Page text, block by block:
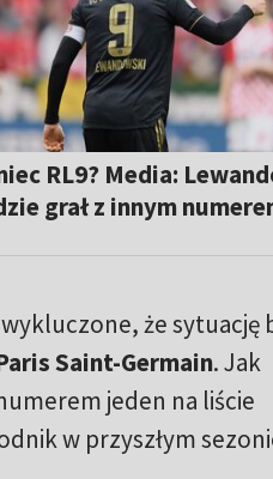
RL9? Media:
grał z innym
że sytuację
Saint-Germain. Jak
jeden na liście
w przyszłym